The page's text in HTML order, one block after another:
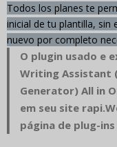
Todos los planes te
inicial de tu plantilla, sin
nuevo por completo
O plugin usado e
Writing Assistant
Generator) All in
em seu site
página de plug-